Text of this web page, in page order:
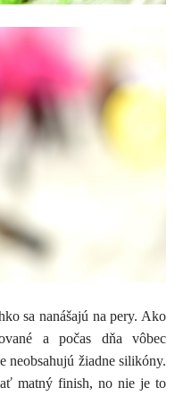
sa nanášajú na pery. Ako
a počas dňa vôbec
neobsahujú žiadne silikóny.
matný finish, no nie je to